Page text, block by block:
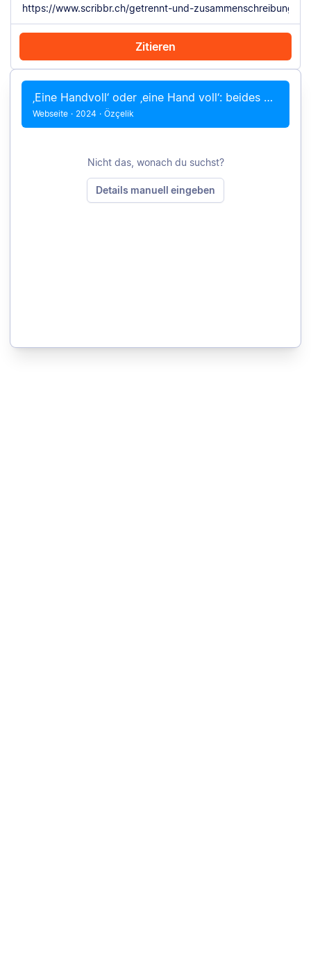
Zitieren
Mit Chrome zitieren Manuell zitieren
‚Eine Handvoll‘ oder ‚eine Hand voll‘: beides möglich
Webseite · 2024 · Özçelik
Nicht das, wonach du suchst?
Details manuell eingeben